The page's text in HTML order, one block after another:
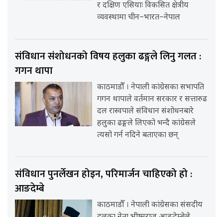
र दक्षिण एसियाः विकसित क्षेत्रीय
व्यवस्थामा चीन–भारत–नेपाल
संविधान संशोधनको विषय हलुका ढङ्गले लिनु गलत :
गगन थापा
काठमाडौँ । नेपाली कांग्रेसका सभापति
गगन थापाले वर्तमान सरकार र सत्तारुढ
दल रास्वपाले संविधान संशोधनबारे
हलुका ढङ्गले लिएको भन्दै कांग्रेसले
त्यसो गर्न नदिने बताएका छन्
संविधान पुनर्लेखन होइन, परिमार्जन चाहिएको हो :
आङदेम्बे
काठमाडौँ । नेपाली कांग्रेसका संसदीय